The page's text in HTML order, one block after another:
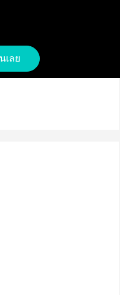
เลย